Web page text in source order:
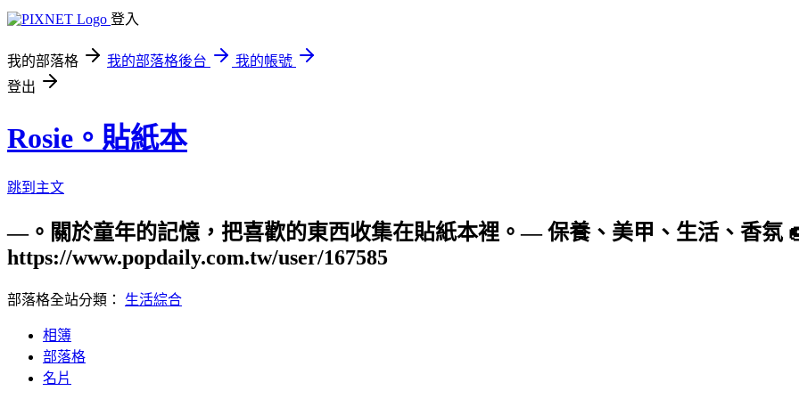
登入
我的部落格 我的部落格後台
我的帳號
登出
Rosie。貼紙本
跳到主文
—。關於童年的記憶，把喜歡的東西收集在貼紙本裡。— 保養、美甲、生活、香氛
https://www.popdaily.com.tw/user/167585
部落格全站分類： 生活綜合
相簿
部落格
名片